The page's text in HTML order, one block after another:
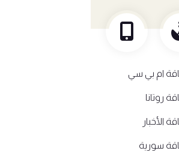
ام بي سي
روتانا
الأخبار
سورية